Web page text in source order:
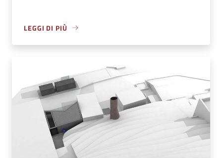
LEGGI DI PIÙ